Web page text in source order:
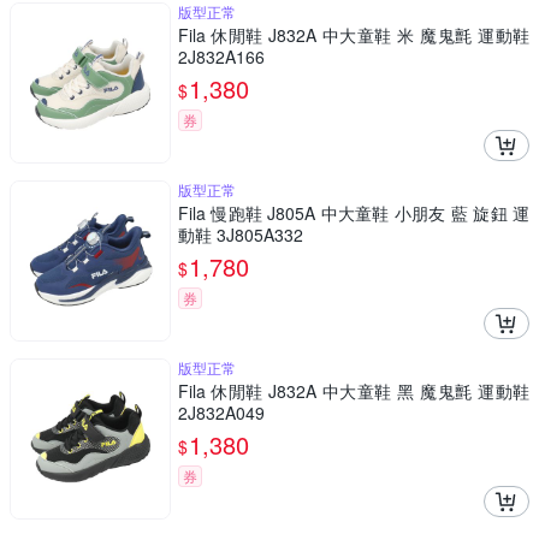
版型正常
Fila 休閒鞋 J832A 中大童鞋 米 魔鬼氈 運動鞋
2J832A166
$1,380
券
版型正常
Fila 慢跑鞋 J805A 中大童鞋 小朋友 藍 旋鈕 運
動鞋 3J805A332
$1,780
券
版型正常
Fila 休閒鞋 J832A 中大童鞋 黑 魔鬼氈 運動鞋
2J832A049
$1,380
券